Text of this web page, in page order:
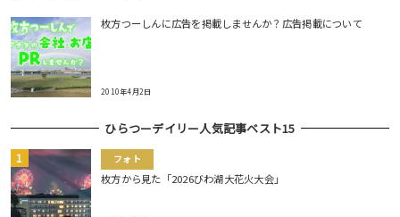
枚方つーしんに広告を掲載しませんか？広告掲載について
2010年4月2日
ひらつーデイリー人気記事ベスト15
フォト
枚方から見た「2026びわ湖大花火大会」